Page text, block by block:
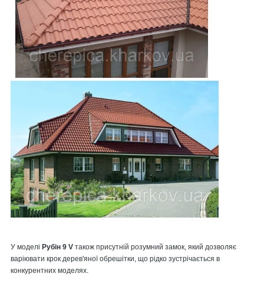
У моделі Рубін 9 V також присутній розумний замок, який дозволяє
варіювати крок дерев'яної обрешітки, що рідко зустрічається в
конкурентних моделях.